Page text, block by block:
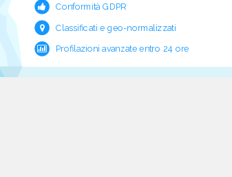
Conformità GDPR
Classificati e geo-normalizzati
Profilazioni avanzate entro 24 ore